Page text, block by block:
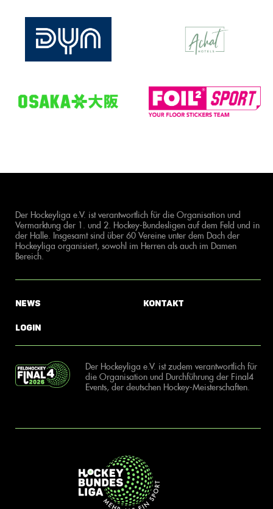
Der Hockeyliga e.V. ist verantwortlich für die Organisation und
Vermarktung der 1. und 2. Hockey-Bundesligen auf dem Feld und in
der Halle. Insgesamt sind über 60 Vereine unter dem Dach der
Hockeyliga organisiert, sowohl im Herren als auch im Damen
Bereich.
News
Login
Kontakt
Der Hockeyliga e.V. ist zudem verantwortlich für
die Organisation und Durchführung der Final4
Events, der deutschen Hockey-Meisterschaften.